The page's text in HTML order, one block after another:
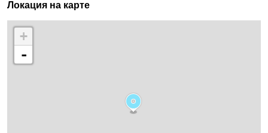
Локация на карте
+
-